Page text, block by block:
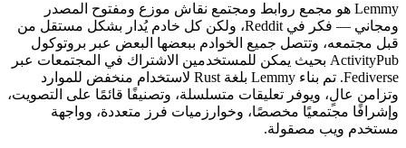
Lemmy هو مجمع روابط ومجتمع نقاش موزع ومفتوح المصدر
ومجاني — فكر في Reddit، ولكن كل خادم يُدار بشكل مستقل من
قبل مجتمعه، وتتصل جميع الخوادم ببعضها البعض عبر بروتوكول
ActivityPub بحيث يمكن للمستخدمين الاشتراك في المجتمعات عبر
Fediverse. تم بناء Lemmy بلغة Rust لاستخدام منخفض للموارد
وتزامن عالٍ، ويوفر تعليقات متسلسلة، وتصنيفًا قائمًا على التصويت،
وإشرافًا مجتمعيًا مخصصًا، وخوارزميات فرز متعددة، وواجهة
مستخدم ويب مصقولة.